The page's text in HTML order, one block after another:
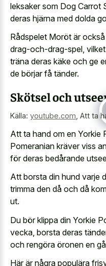
leksaker som Dog Carrot
deras hjärna med dolda
Rådspelet Moröt är
drag-och-drag-spel,
träna deras käke och ge
de börjar få tänder.
Skötsel och
Källa: youtube.com Att ta
Att ta hand om en Yorkie
Pomeranian kräver viss
för deras bedårande
Att borsta din hund varje
trimma den då och då
ut.
Du bör klippa din Yorkie
vecka, borsta deras
och rengöra öronen en
Här är några populära